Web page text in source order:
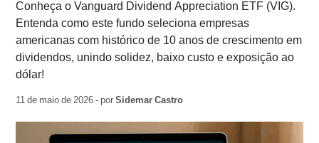
Conheça o Vanguard Dividend Appreciation ETF (VIG).
Entenda como este fundo seleciona empresas
americanas com histórico de 10 anos de crescimento em
dividendos, unindo solidez, baixo custo e exposição ao
dólar!
11 de maio de 2026 - porSidemar Castro